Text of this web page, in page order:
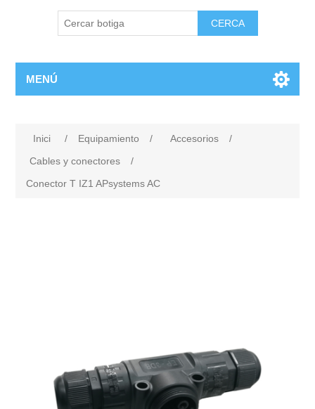
MENÚ
Inici / Equipamiento / Accesorios
/
Cables y conectores
/
Conector T IZ1 APsystems AC